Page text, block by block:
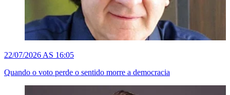
22/07/2026 AS 16:05
Quando o voto perde o sentido morre a democracia